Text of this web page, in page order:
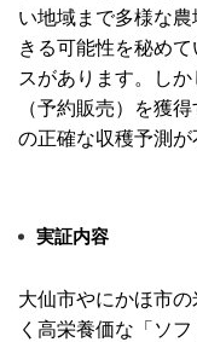
い地域まで多様な農
きる可能性を秘めて
スがあります。しか
（予約販売）を獲得
の正確な収穫予測が
実証内容
大仙市やにかほ市の
く高栄養価な「ソフ